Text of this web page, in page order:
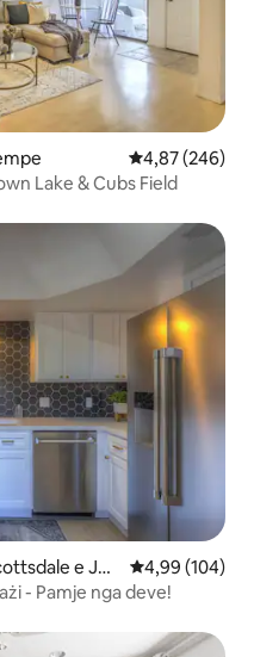
Vlerësimi
4,87 (246)
Lake & Cubs Field
e Jug
Vlerësimi
4,99 (104)
- Pamje nga deve!